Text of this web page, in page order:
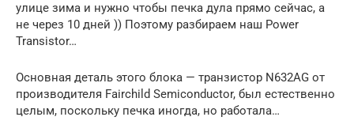
улице зима и нужно чтобы печка дула прямо сейчас, а
не через 10 дней )) Поэтому разбираем наш Power
Transistor…
Основная деталь этого блока — транзистор N632AG от
производителя Fairchild Semiconductor, был естественно
целым, поскольку печка иногда, но работала…